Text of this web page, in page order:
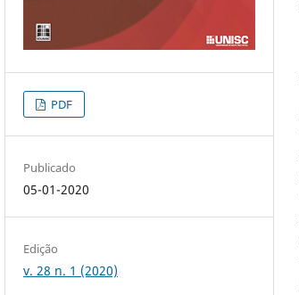
PDF
Publicado
05-01-2020
Edição
v. 28 n. 1 (2020)